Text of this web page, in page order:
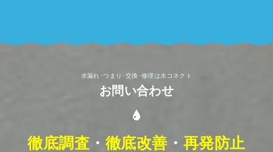
水漏れ･つまり･交換･修理は水コネクト
お問い合わせ
徹底調査 ・ 徹底改善 ・ 再発防止